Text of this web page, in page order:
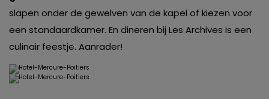
slapen onder de gewelven van de kapel of kiezen voor
een standaardkamer. En dineren bij Les Archives is een
culinair feestje. Aanrader!